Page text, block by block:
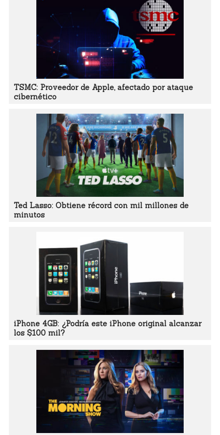
TSMC: Proveedor de Apple, afectado por ataque
cibernético
Ted Lasso: Obtiene récord con mil millones de
minutos
iPhone 4GB: ¿Podría este iPhone original alcanzar
los $100 mil?